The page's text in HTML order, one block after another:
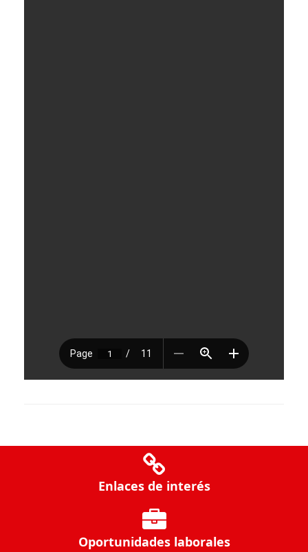
Enlaces de interés
Oportunidades laborales